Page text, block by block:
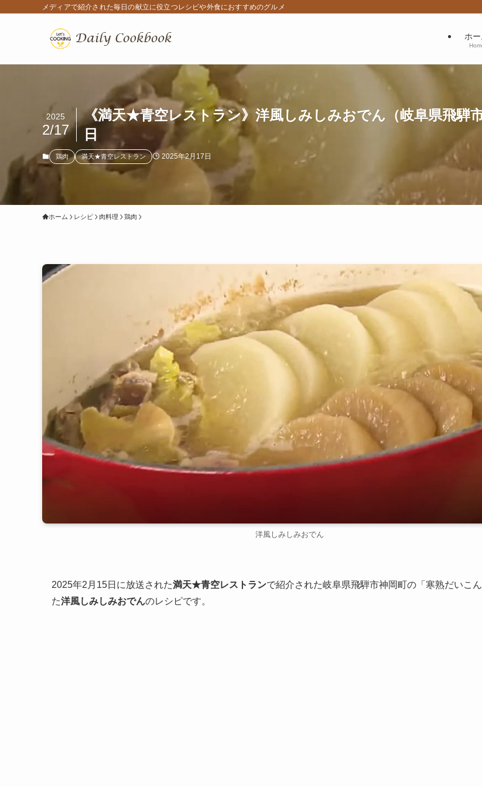
メディアで紹介された毎日の献立に役立つレシピや外食におすすめのグルメ
ホ
《満天★青空レストラン》洋風しみしみおでん（岐阜県飛騨
日
2025
2/17
鶏肉 満天★青空レストラン 2025年2月17日
ホーム レシピ 肉料理 鶏肉
洋風しみしみおでん
2025年2月15日に放送された満天★青空レストランで紹介された岐阜県飛騨市神岡町の「寒熟だいこ
た洋風しみしみおでんのレシピです。